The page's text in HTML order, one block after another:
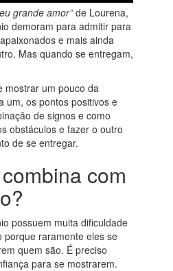
grande amor”de Lourena,
demoram para admitir para
e mais ainda
Mas quando se entregam,
mostrar um pouco da
um, os pontos positivos e
de signos e como
obstáculos e fazer o outro
de se entregar.
com
possuem muita dificuldade
porque raramente eles se
quem são. É preciso
para se mostrarem.